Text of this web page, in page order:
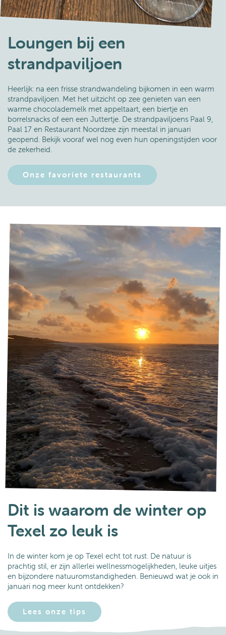
Loungen bij een
strandpaviljoen
Heerlijk: na een frisse strandwandeling bijkomen in een warm
strandpaviljoen. Met het uitzicht op zee genieten van een
warme chocolademelk met appeltaart, een biertje en
borrelsnacks of een een Juttertje. De strandpaviljoens Paal 9,
Paal 17 en Restaurant Noordzee zijn meestal in januari
geopend. Bekijk vooraf wel nog even hun openingstijden voor
de zekerheid.
Onze favoriete restaurants
Dit is waarom de winter op
Texel zo leuk is
In de winter kom je op Texel echt tot rust. De natuur is
prachtig stil, er zijn allerlei wellnessmogelijkheden, leuke uitjes
en bijzondere natuuromstandigheden. Benieuwd wat je ook in
januari nog meer kunt ontdekken?
Lees onze tips